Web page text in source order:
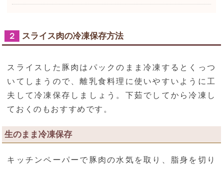
２ スライス肉の冷凍保存方法
スライスした豚肉はパックのまま冷凍するとくっつ
いてしまうので、離乳食料理に使いやすいように工
夫して冷凍保存しましょう。下茹でしてから冷凍し
ておくのもおすすめです。
生のまま冷凍保存
キッチンペーパーで豚肉の水気を取り、脂身を切り